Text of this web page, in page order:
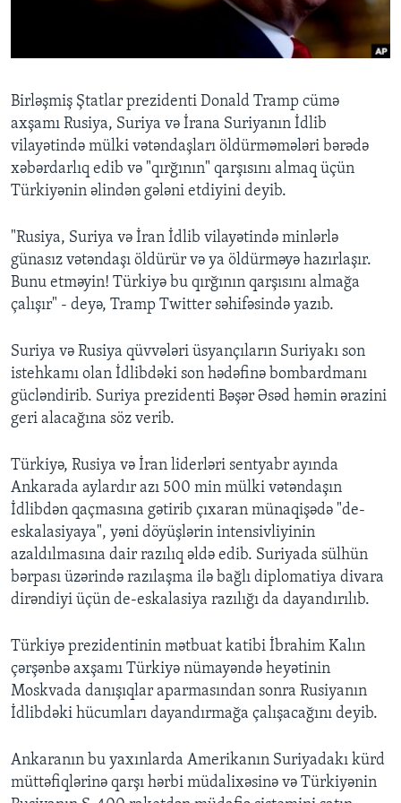
Dillər
Birləşmiş Ştatlar prezidenti Donald Tramp cümə
axşamı Rusiya, Suriya və İrana Suriyanın İdlib
vilayətində mülki vətəndaşları öldürməmələri bərədə
xəbərdarlıq edib və "qırğının" qarşısını almaq üçün
Türkiyənin əlindən gələni etdiyini deyib.
"Rusiya, Suriya və İran İdlib vilayətində minlərlə
günasız vətəndaşı öldürür və ya öldürməyə hazırlaşır.
Bunu etməyin! Türkiyə bu qırğının qarşısını almağa
çalışır" - deyə, Tramp Twitter səhifəsində yazıb.
Suriya və Rusiya qüvvələri üsyançıların Suriyakı son
istehkamı olan İdlibdəki son hədəfinə bombardmanı
gücləndirib. Suriya prezidenti Bəşər Əsəd həmin ərazini
geri alacağına söz verib.
Türkiyə, Rusiya və İran liderləri sentyabr ayında
Ankarada aylardır azı 500 min mülki vətəndaşın
İdlibdən qaçmasına gətirib çıxaran münaqişədə "de-
eskalasiyaya", yəni döyüşlərin intensivliyinin
azaldılmasına dair razılıq əldə edib. Suriyada sülhün
bərpası üzərində razılaşma ilə bağlı diplomatiya divara
dirəndiyi üçün de-eskalasiya razılığı da dayandırılıb.
Türkiyə prezidentinin mətbuat katibi İbrahim Kalın
çərşənbə axşamı Türkiyə nümayəndə heyətinin
Moskvada danışıqlar aparmasından sonra Rusiyanın
İdlibdəki hücumları dayandırmağa çalışacağını deyib.
Ankaranın bu yaxınlarda Amerikanın Suriyadakı kürd
müttəfiqlərinə qarşı hərbi müdalixəsinə və Türkiyənin